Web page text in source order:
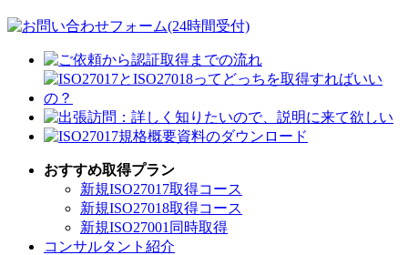
おすすめ取得プラン
新規ISO27017取得コース
新規ISO27018取得コース
新規ISO27001同時取得
コンサルタント紹介